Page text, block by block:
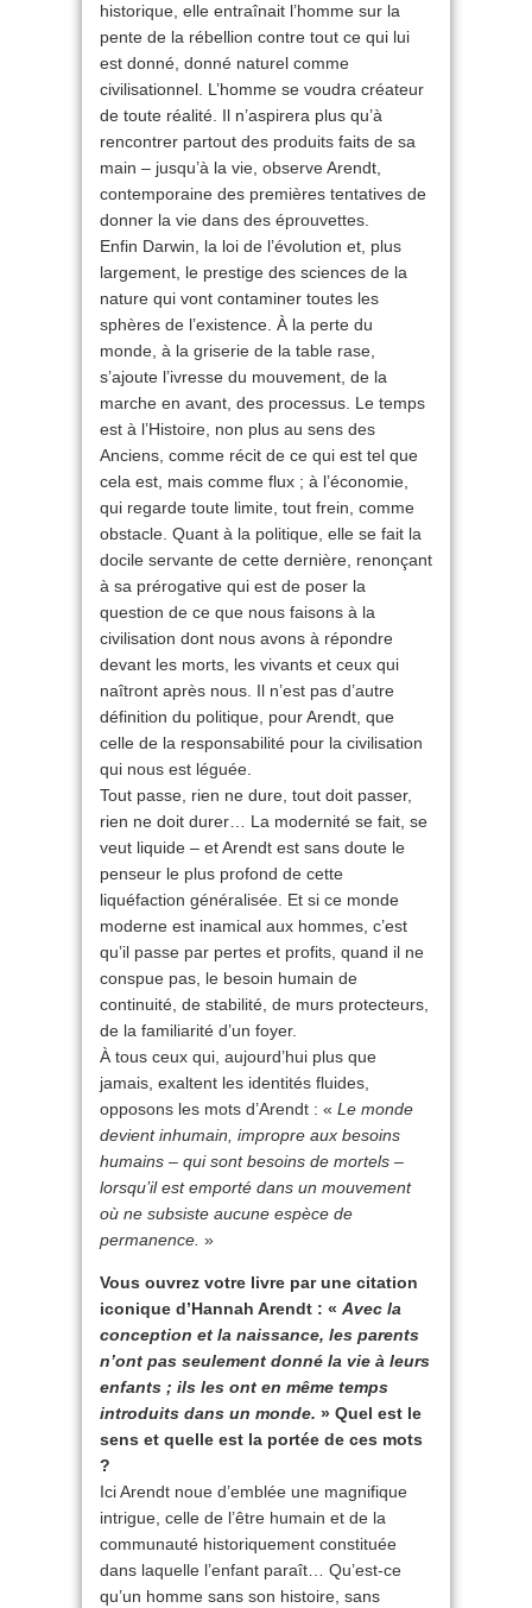
historique, elle entraînait l’homme sur la
pente de la rébellion contre tout ce qui lui
est donné, donné naturel comme
civilisationnel. L’homme se voudra créateur
de toute réalité. Il n’aspirera plus qu’à
rencontrer partout des produits faits de sa
main – jusqu’à la vie, observe Arendt,
contemporaine des premières tentatives de
donner la vie dans des éprouvettes.
Enfin Darwin, la loi de l’évolution et, plus
largement, le prestige des sciences de la
nature qui vont contaminer toutes les
sphères de l’existence. À la perte du
monde, à la griserie de la table rase,
s’ajoute l’ivresse du mouvement, de la
marche en avant, des processus. Le temps
est à l’Histoire, non plus au sens des
Anciens, comme récit de ce qui est tel que
cela est, mais comme flux ; à l’économie,
qui regarde toute limite, tout frein, comme
obstacle. Quant à la politique, elle se fait la
docile servante de cette dernière, renonçant
à sa prérogative qui est de poser la
question de ce que nous faisons à la
civilisation dont nous avons à répondre
devant les morts, les vivants et ceux qui
naîtront après nous. Il n’est pas d’autre
définition du politique, pour Arendt, que
celle de la responsabilité pour la civilisation
qui nous est léguée.
Tout passe, rien ne dure, tout doit passer,
rien ne doit durer… La modernité se fait, se
veut liquide – et Arendt est sans doute le
penseur le plus profond de cette
liquéfaction généralisée. Et si ce monde
moderne est inamical aux hommes, c’est
qu’il passe par pertes et profits, quand il ne
conspue pas, le besoin humain de
continuité, de stabilité, de murs protecteurs,
de la familiarité d’un foyer.
À tous ceux qui, aujourd’hui plus que
jamais, exaltent les identités fluides,
opposons les mots d’Arendt : « Le monde
devient inhumain, impropre aux besoins
humains – qui sont besoins de mortels –
lorsqu’il est emporté dans un mouvement
où ne subsiste aucune espèce de
permanence. »
Vous ouvrez votre livre par une citation
iconique d’Hannah Arendt : « Avec la
conception et la naissance, les parents
n’ont pas seulement donné la vie à leurs
enfants ; ils les ont en même temps
introduits dans un monde. » Quel est le
sens et quelle est la portée de ces mots
?
Ici Arendt noue d’emblée une magnifique
intrigue, celle de l’être humain et de la
communauté historiquement constituée
dans laquelle l’enfant paraît… Qu’est-ce
qu’un homme sans son histoire, sans